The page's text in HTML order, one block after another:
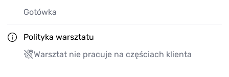
Gotówka
Polityka warsztatu
Warsztat nie pracuje na częściach klienta